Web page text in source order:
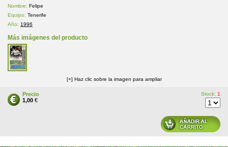
Nombre: Felipe
Equipo: Tenerife
Año: 1996
Más imágenes del producto
[+] Haz clic sobre la imagen para ampliar
Precio
1,00 €
Stock: 1